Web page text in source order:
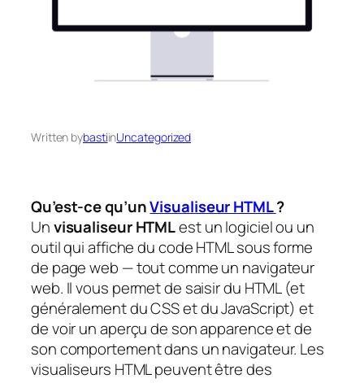
Written bybastiinUncategorized
Qu’est-ce qu’unVisualiseur HTML?
Unvisualiseur HTMLest un logiciel ou un
outil qui affiche du code HTML sous forme
de page web — tout comme un navigateur
web. Il vous permet de saisir du HTML (et
généralement du CSS et du JavaScript) et
de voir un aperçu de son apparence et de
son comportement dans un navigateur. Les
visualiseurs HTML peuvent être des